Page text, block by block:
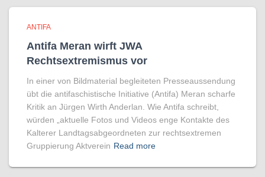
ANTIFA
Antifa Meran wirft JWA
Rechtsextremismus vor
In einer von Bildmaterial begleiteten Presseaussendung
übt die antifaschistische Initiative (Antifa) Meran scharfe
Kritik an Jürgen Wirth Anderlan. Wie Antifa schreibt,
würden „aktuelle Fotos und Videos enge Kontakte des
Kalterer Landtagsabgeordneten zur rechtsextremen
Gruppierung Aktverein Read more